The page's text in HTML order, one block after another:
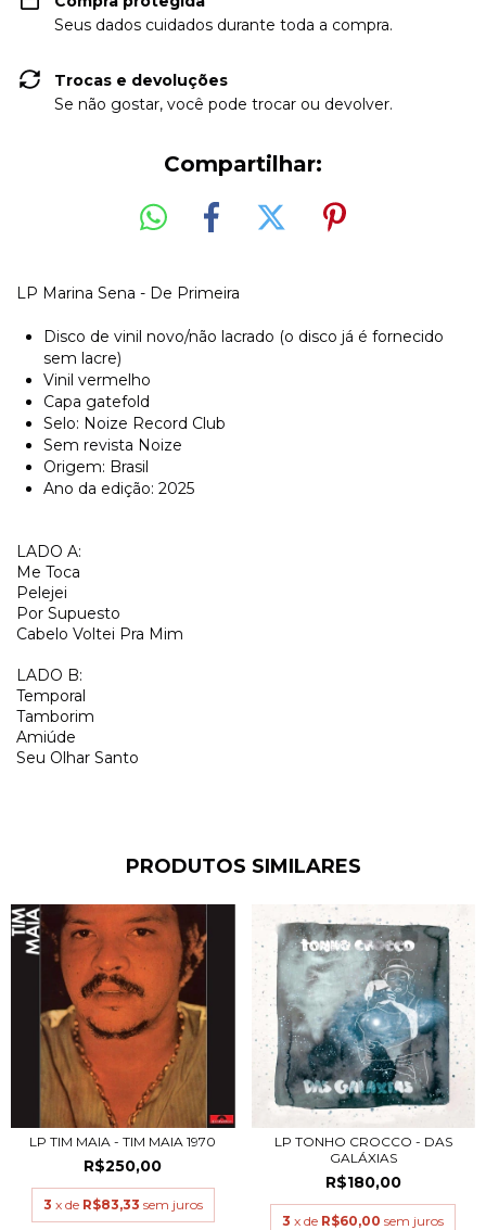
Seus dados cuidados durante toda a compra.
Trocas e devoluções
Se não gostar, você pode trocar ou devolver.
Compartilhar:
LP Marina Sena - De Primeira
Disco de vinil novo/não lacrado (o disco já é fornecido
sem lacre)
Vinil vermelho
Capa gatefold
Selo: Noize Record Club
Sem revista Noize
Origem: Brasil
Ano da edição: 2025
LADO A:
Me Toca
Pelejei
Por Supuesto
Cabelo Voltei Pra Mim
LADO B:
Temporal
Tamborim
Amiúde
Seu Olhar Santo
PRODUTOS SIMILARES
LP TIM MAIA - TIM MAIA 1970
R$250,00
3 x de R$83,33 sem juros
LP TONHO CROCCO - DAS
GALÁXIAS
R$180,00
3 x de R$60,00 sem juros